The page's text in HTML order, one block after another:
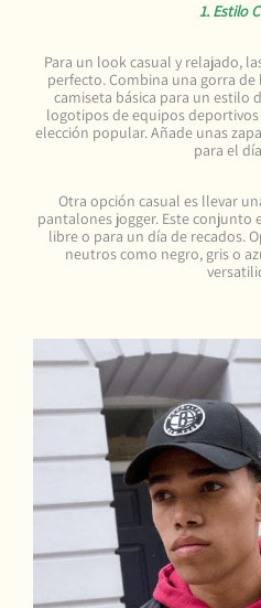
1. Estilo
Para un look casual y relajado,
perfecto. Combina una gorra
camiseta básica para un estilo
logotipos de equipos
elección popular. Añade unas
para el
Otra opción casual es llevar
pantalones jogger. Este conjunto
libre o para un día de recados.
neutros como negro, gris o